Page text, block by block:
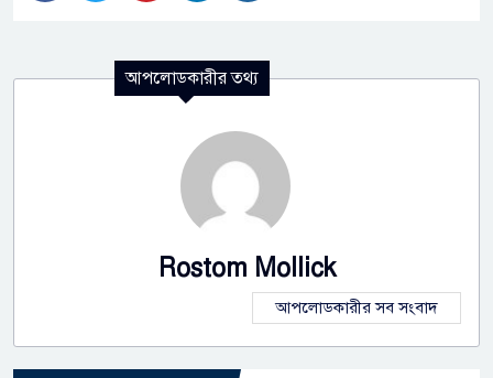
আপলোডকারীর তথ্য
Rostom Mollick
আপলোডকারীর সব সংবাদ